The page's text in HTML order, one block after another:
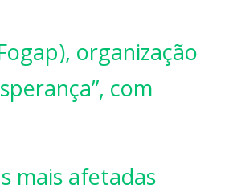
organização
com
mais afetadas